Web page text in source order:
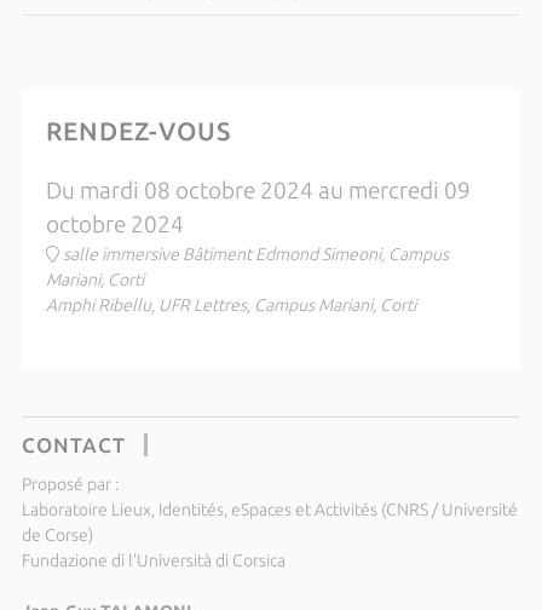
RENDEZ-VOUS
Du mardi 08 octobre 2024 au mercredi 09
octobre 2024
salle immersive Bâtiment Edmond Simeoni, Campus
Mariani, Corti
Amphi Ribellu, UFR Lettres, Campus Mariani, Corti
CONTACT
Proposé par :
Laboratoire Lieux, Identités, eSpaces et Activités (CNRS / Université
de Corse)
Fundazione di l'Università di Corsica